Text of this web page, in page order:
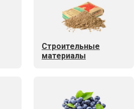
Строительные
материалы